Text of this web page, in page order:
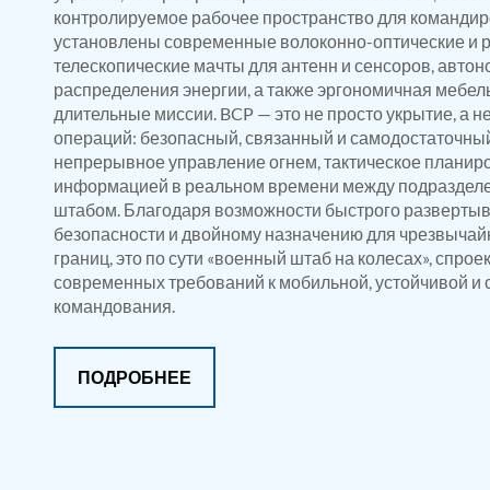
Manual Nitrogen Generation Plant with Integrated Air
Supply Of Suction Lubrication System For 1000Hp Cyclic Spin
Mobile Hydraulic Flushing Rig
Hydraulic Powerpack And Actuator System Manufacturer
Mobile Test Facility For Aircraft Engines
Test Rig For OBIGGS
Oxygen Enrichment Facility
Stun Shell Composition Filling & Assembling Machine
Tube Pressurization Test Setup
Hydraulic Hose/Tube Proof Test Stand
E-70 Brake Equipment Test Rig
Gear Box Test Bench
MK-84 2000 lb Bomb Casing
CCB Burn Test Rig
Rain Water Test Rig
Hydraulic Refilling Trolley
Manual Loading Rig
контролируемое рабочее пространство для
установлены современные волоконно-оптические и
телескопические мачты для антенн и сенсоров,
распределения энергии, а также эргономичная
длительные миссии. BCP — это не просто укрытие, а
операций: безопасный, связанный и
непрерывное управление огнем, тактическое
информацией в реальном времени между
штабом. Благодаря возможности быстрого
безопасности и двойному назначению для
границ, это по сути «военный штаб на колесах»,
современных требований к мобильной, устойчивой и
командования.
ПОДРОБНЕЕ